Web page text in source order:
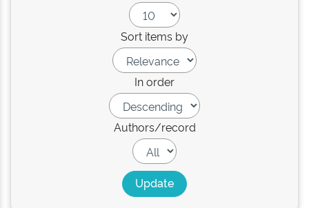
Sort items by
In order
Authors/record